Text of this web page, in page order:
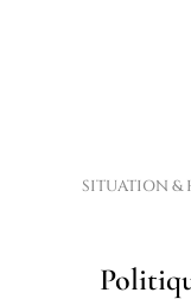
SITUATION &